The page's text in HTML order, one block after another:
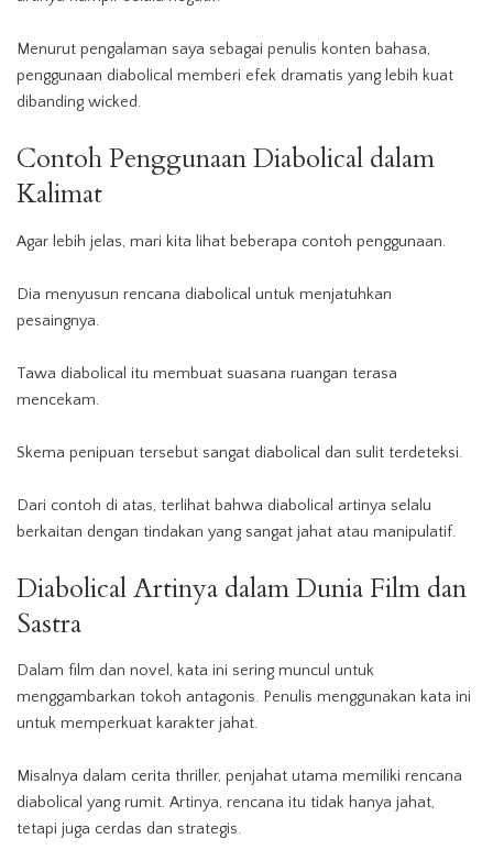
Menurut pengalaman saya sebagai penulis konten bahasa,
penggunaan diabolical memberi efek dramatis yang lebih kuat
dibanding wicked.
Contoh Penggunaan Diabolical dalam
Kalimat
Agar lebih jelas, mari kita lihat beberapa contoh penggunaan.
Dia menyusun rencana diabolical untuk menjatuhkan
pesaingnya.
Tawa diabolical itu membuat suasana ruangan terasa
mencekam.
Skema penipuan tersebut sangat diabolical dan sulit terdeteksi.
Dari contoh di atas, terlihat bahwa diabolical artinya selalu
berkaitan dengan tindakan yang sangat jahat atau manipulatif.
Diabolical Artinya dalam Dunia Film dan
Sastra
Dalam film dan novel, kata ini sering muncul untuk
menggambarkan tokoh antagonis. Penulis menggunakan kata ini
untuk memperkuat karakter jahat.
Misalnya dalam cerita thriller, penjahat utama memiliki rencana
diabolical yang rumit. Artinya, rencana itu tidak hanya jahat,
tetapi juga cerdas dan strategis.